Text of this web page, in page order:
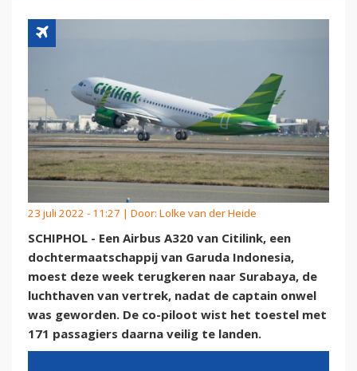
23 juli 2022 - 11:27 | Door: Lolke van der Heide
SCHIPHOL - Een Airbus A320 van Citilink, een
dochtermaatschappij van Garuda Indonesia,
moest deze week terugkeren naar Surabaya, de
luchthaven van vertrek, nadat de captain onwel
was geworden. De co-piloot wist het toestel met
171 passagiers daarna veilig te landen.